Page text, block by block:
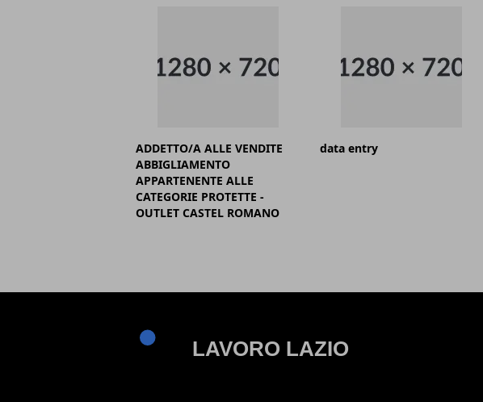
ADDETTO/A ALLE VENDITE
ABBIGLIAMENTO
APPARTENENTE ALLE
CATEGORIE PROTETTE -
OUTLET CASTEL ROMANO
data entry